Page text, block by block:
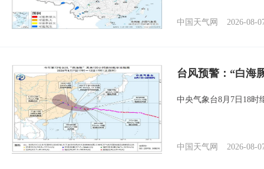
中国天气网 2026-08-
台风预警：“白海
中央气象台8月7日18时
中国天气网 2026-08-